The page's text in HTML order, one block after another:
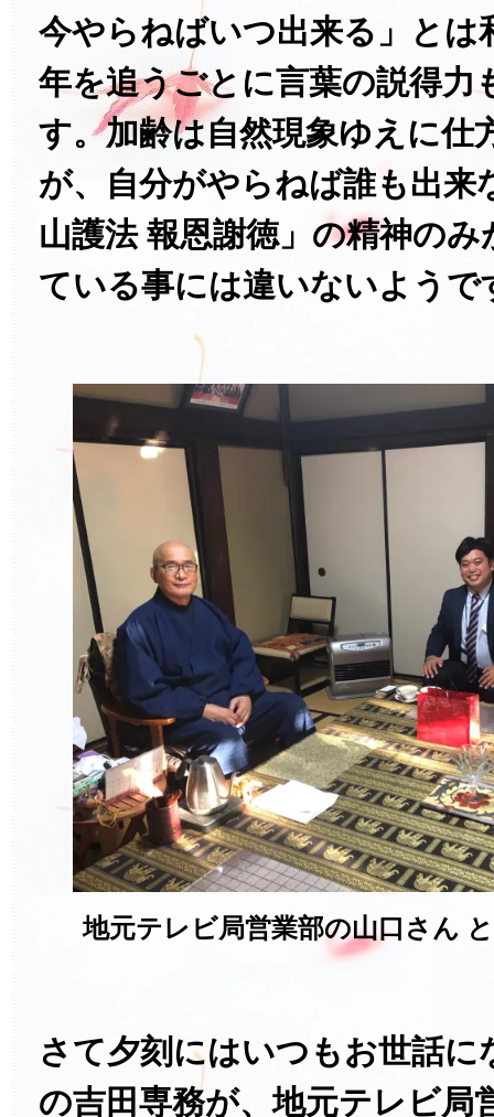
今やらねばいつ出来る」とは
年を追うごとに言葉の説得力
す。加齢は自然現象ゆえに仕
が、自分がやらねば誰も出来
山護法 報恩謝徳」の精神の
ている事には違いないようで
地元テレビ局営業部の山口さん
さて夕刻にはいつもお世話に
の吉田専務が、地元テレビ局